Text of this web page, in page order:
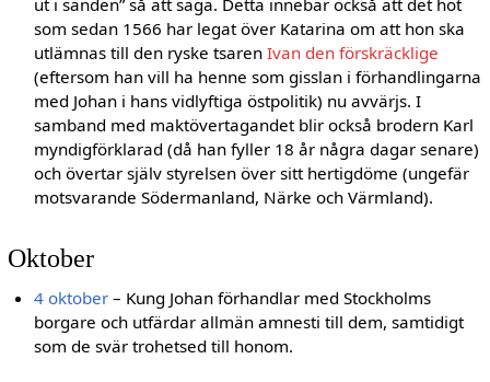
ut i sanden” så att säga. Detta innebär också att det hot
som sedan 1566 har legat över Katarina om att hon ska
utlämnas till den ryske tsarenIvan den förskräcklige
(eftersom han vill ha henne som gisslan i förhandlingarna
med Johan i hans vidlyftiga östpolitik) nu avvärjs. I
samband med maktövertagandet blir också brodern Karl
myndigförklarad (då han fyller 18 år några dagar senare)
och övertar själv styrelsen över sitt hertigdöme (ungefär
motsvarande Södermanland, Närke och Värmland).
Oktober
4 oktober – Kung Johan förhandlar med Stockholms
borgare och utfärdar allmän amnesti till dem, samtidigt
som de svär trohetsed till honom.